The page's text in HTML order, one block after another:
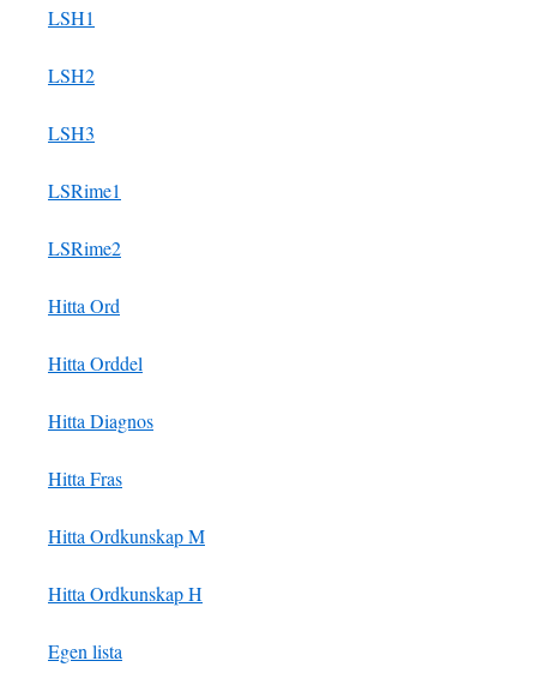
LSH1
LSH2
LSH3
LSRime1
LSRime2
Hitta Ord
Hitta Orddel
Hitta Diagnos
Hitta Fras
Hitta Ordkunskap M
Hitta Ordkunskap H
Egen lista